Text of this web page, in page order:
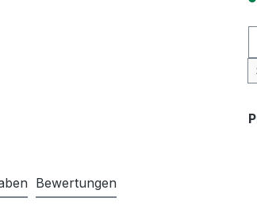
Bewertungen